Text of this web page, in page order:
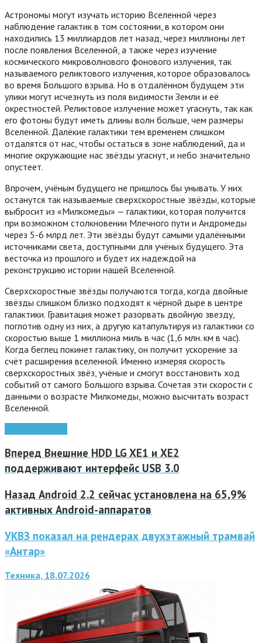
Астрономы могут изучать историю Вселенной через
наблюдение галактик в том состоянии, в котором они
находились 13 миллиардов лет назад, через миллионы лет
после появления Вселенной, а также через изучение
космического микроволнового фонового излучения, так
называемого реликтового излучения, которое образовалось
во время Большого взрыва. Но в отдалённом будущем эти
улики могут исчезнуть из поля видимости Земли и её
окрестностей. Реликтовое излучение может угаснуть, так как
его фотоны будут иметь длины волн больше, чем размеры
Вселенной. Далёкие галактики тем временем слишком
отдалятся от нас, чтобы остаться в зоне наблюдений, да и
многие окружающие нас звёзды угаснут, и небо значительно
опустеет.
Впрочем, учёным будущего не пришлось бы унывать. У них
останутся так называемые сверхскоростные звёзды, которые
выбросит из «Милкомеды» — галактики, которая получится
при возможном столкновении Млечного пути и Андромеды
через 5-6 млрд лет. Эти звёзды будут самыми удалёнными
источниками света, доступными для учёных будущего. Эта
весточка из прошлого и будет их надеждой на
реконструкцию истории нашей Вселенной.
Сверхскоростные звёзды получаются тогда, когда двойные
звёзды слишком близко подходят к чёрной дыре в центре
галактики. Гравитация может разорвать двойную звезду,
поглотив одну из них, а другую катапультируя из галактики со
скоростью выше 1 миллиона миль в час (1,6 млн. км в час).
Когда беглец покинет галактику, он получит ускорение за
счёт расширения вселенной. Именно измеряя скорость
сверхскоростных звёз, учёные и смогут восстановить ход
событий от самого Большого взрыва. Сочетая эти скорости с
данными о возрасте Милкомеды, можно высчитать возраст
Вселенной.
Вперед Внешние HDD LG XE1 и XE2
поддерживают интерфейс USB 3.0
Назад Android 2.2 сейчас установлена на 65,9%
активных Android-аппаратов
УКВЗ показал на рендерах двухэтажный трамвай
«Антар»
Техника, 18.07.2026